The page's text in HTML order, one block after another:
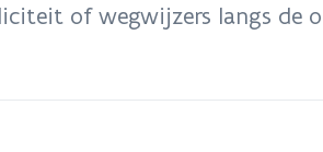
of wegwijzers langs de